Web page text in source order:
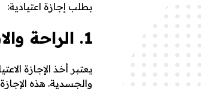
ت
ي
بطلب إجازة اعتيادية:
1. الراحة والابتعاد عن ضغوط العمل
يعتبر أخذ الإجازة
والجسدية. هذه